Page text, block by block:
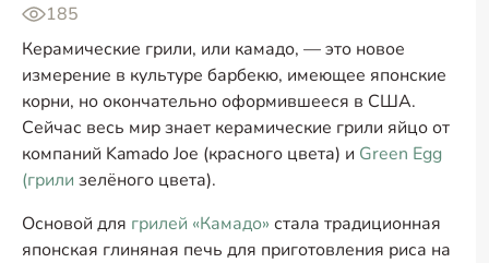
185
Керамические грили, или камадо, — это новое
измерение в культуре барбекю, имеющее японские
корни, но окончательно оформившееся в США.
Сейчас весь мир знает керамические грили яйцо от
компаний Kamado Joe (красного цвета) и Green Egg
(грили зелёного цвета).
Основой для грилей «Камадо» стала традиционная
японская глиняная печь для приготовления риса на